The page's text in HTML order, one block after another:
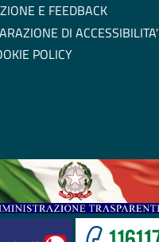
E FEEDBACK
DI ACCESSIBILITA'
POLICY